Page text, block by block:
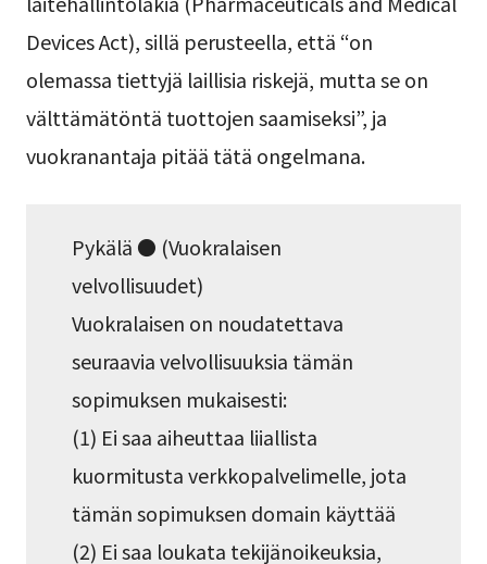
Devices Act), sillä perusteella, että “on
olemassa tiettyjä laillisia riskejä, mutta se on
välttämätöntä tuottojen saamiseksi”, ja
vuokranantaja pitää tätä ongelmana.
Pykälä ● (Vuokralaisen
velvollisuudet)
Vuokralaisen on noudatettava
seuraavia velvollisuuksia tämän
sopimuksen mukaisesti:
(1) Ei saa aiheuttaa liiallista
kuormitusta verkkopalvelimelle, jota
tämän sopimuksen domain käyttää
(2) Ei saa loukata tekijänoikeuksia,